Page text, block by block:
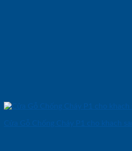
Cửa Gỗ Chống Cháy P1 cho khach san